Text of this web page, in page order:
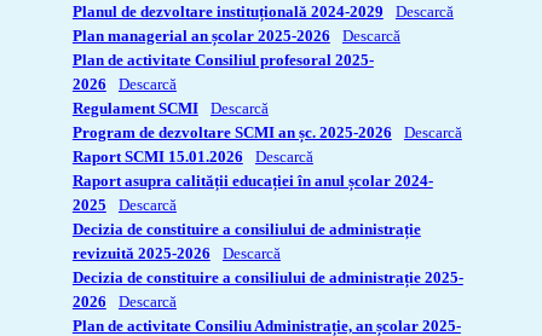
Planul de dezvoltare instituțională 2024-2029
Descarcă
Plan managerial an școlar 2025-2026
Descarcă
Plan de activitate Consiliul profesoral 2025-
2026
Descarcă
Regulament SCMI
Descarcă
Program de dezvoltare SCMI an șc. 2025-2026
Descarcă
Raport SCMI 15.01.2026
Descarcă
Raport asupra calității educației în anul școlar 2024-
2025
Descarcă
Decizia de constituire a consiliului de administrație
revizuită 2025-2026
Descarcă
Decizia de constituire a consiliului de administrație 2025-
2026
Descarcă
Plan de activitate Consiliu Administrație, an școlar 2025-